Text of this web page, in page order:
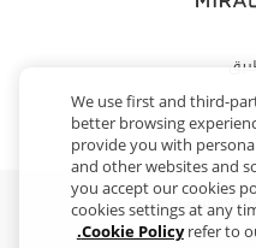
We use first and third-
better browsing
provide you with
and other websites and
you accept our cookies
cookies settings at any
refer to
Cookie Policy.